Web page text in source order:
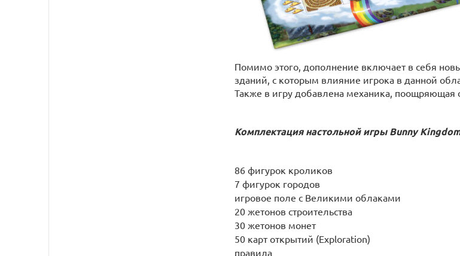
Помимо этого, дополнение включает в себя
зданий, с которым влияние игрока в данной
Также в игру добавлена механика, поощряющая
Комплектация настольной игрыBunny
86 фигурок кроликов
7 фигурок городов
игровое поле с Великими облаками
20 жетонов строительства
30 жетонов монет
50 карт открытий (Exploration)
правила